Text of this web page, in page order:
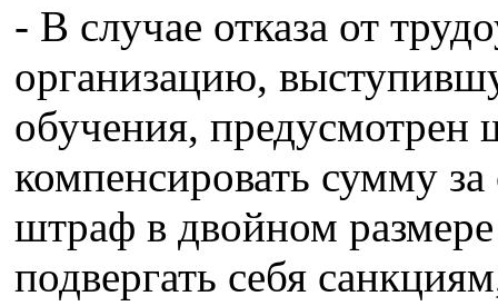
- В случае отказа от
организацию,
обучения, предусмотрен
компенсировать сумму
штраф в двойном
подвергать себя